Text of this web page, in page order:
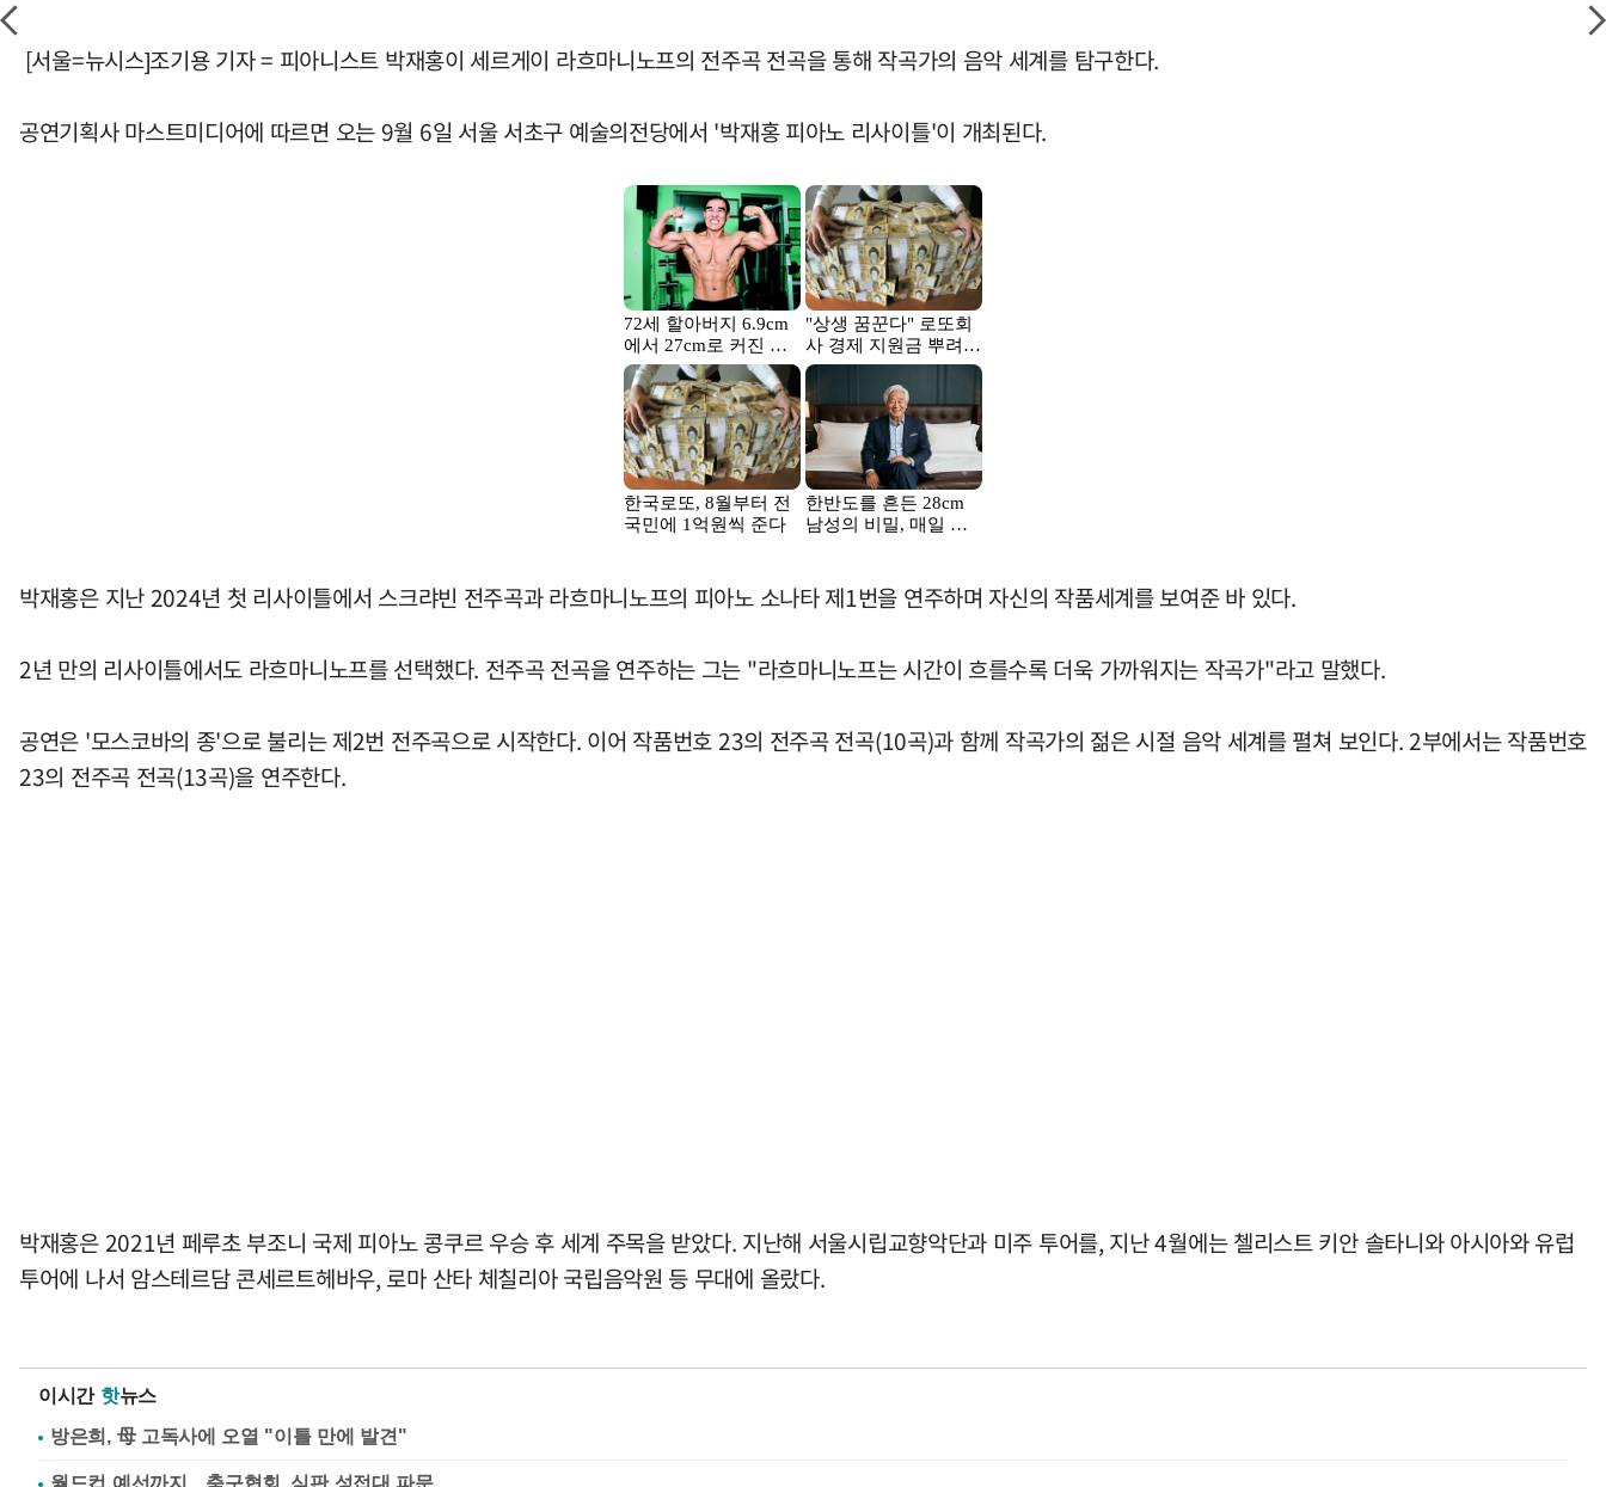
[서울=뉴시스]조기용 기자 = 피아니스트 박재홍이 세르게이 라흐마니노프의 전주곡 전곡을 통해 작곡가의 음악 세계를 탐구한다.
공연기획사 마스트미디어에 따르면 오는 9월 6일 서울 서초구 예술의전당에서 '박재홍 피아노 리사이틀'이 개최된다.
박재홍은 지난 2024년 첫 리사이틀에서 스크랴빈 전주곡과 라흐마니노프의 피아노 소나타 제1번을 연주하며 자신의 작품세계를 보여준 바 있다.
2년 만의 리사이틀에서도 라흐마니노프를 선택했다. 전주곡 전곡을 연주하는 그는 "라흐마니노프는 시간이 흐를수록 더욱 가까워지는 작곡가"라고 말했다.
공연은 '모스코바의 종'으로 불리는 제2번 전주곡으로 시작한다. 이어 작품번호 23의 전주곡 전곡(10곡)과 함께 작곡가의 젊은 시절 음악 세계를 펼쳐 보인다. 2부에서는 작품번호
23의 전주곡 전곡(13곡)을 연주한다.
박재홍은 2021년 페루초 부조니 국제 피아노 콩쿠르 우승 후 세계 주목을 받았다. 지난해 서울시립교향악단과 미주 투어를, 지난 4월에는 첼리스트 키안 솔타니와 아시아와 유럽
투어에 나서 암스테르담 콘세르트헤바우, 로마 산타 체칠리아 국립음악원 등 무대에 올랐다.
이시간 핫뉴스
방은희, 母 고독사에 오열 "이틀 만에 발견"